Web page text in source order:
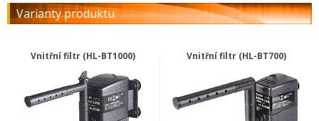
Varianty produktu
Vnitřní filtr (HL-BT1000) Vnitřní filtr (HL-BT700)